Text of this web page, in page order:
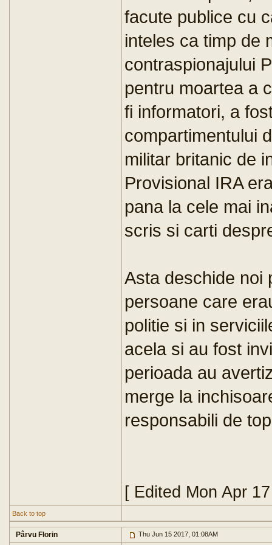
facute publice cu
inteles ca timp de
contraspionajului
pentru moartea a
fi informatori, a
compartimentului
militar britanic de
Provisional IRA
pana la cele mai
scris si carti
Asta deschide noi
persoane care
politie si in
acela si au fost
perioada au
merge la
responsabili de
[ Edited Mon Apr
Back to top
Pârvu Florin Thu Jun 15 2017, 01:08AM